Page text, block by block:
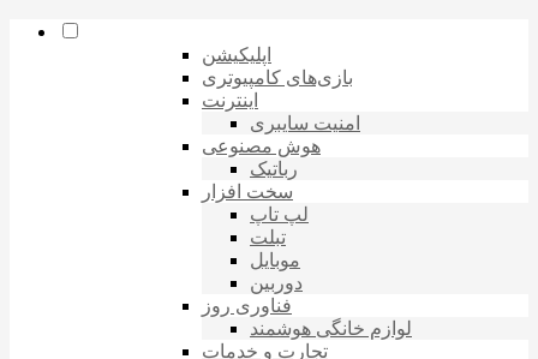
اپلیکیشن
بازی‌های کامپیوتری
اینترنت
امنیت سایبری
هوش مصنوعی
رباتیک
سخت افزار
لپ تاپ
تبلت
موبایل
دوربین
فناوری روز
لوازم خانگی هوشمند
تجارت و خدمات